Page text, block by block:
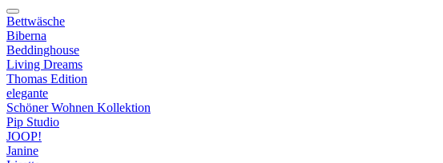
Bettwäsche
Biberna
Beddinghouse
Living Dreams
Thomas Edition
elegante
Schöner Wohnen Kollektion
Pip Studio
JOOP!
Janine